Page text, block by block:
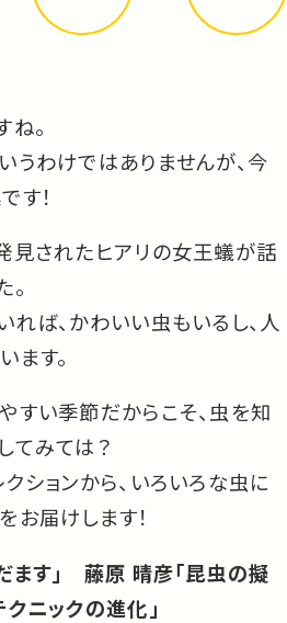
ね。
わけではありませんが、今
す！
見されたヒアリの女王蟻が話
れば、かわいい虫もいるし、人
ます。
すい季節だからこそ、虫を知
てみては？
ションから、いろいろな虫に
お届けします！
ます」 藤原 晴彦「昆虫の擬
ニックの進化」